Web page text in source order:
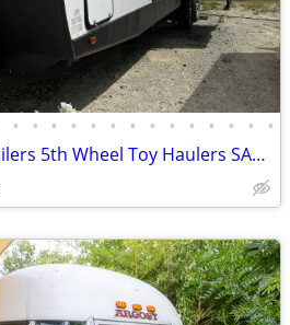
• • • • • • • • • • • • • •
Wholesale!!! Travel Trailers 5th Wheel Toy Haulers SAVE!!!